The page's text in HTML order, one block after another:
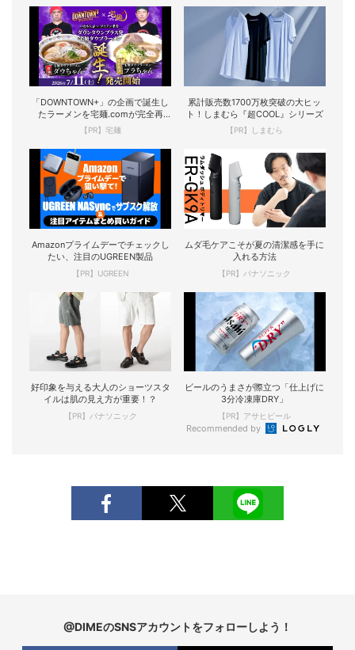
「DOWNTOWN+」の企画で誕生し
たラーメンを宅麺.comが完全再
現！
【PR】宅麺
累計販売数1700万枚突破の大ヒッ
ト！しまむら『超COOL』シリーズ
【PR】しまむら
Amazonプライムデーでチェックし
たい、注目のUGREEN製品
【PR】UGREEN
ムダ毛ケアこそが夏の清潔感を手に
入れる方法
【PR】パナソニック
好印象を与える大人のショーツスタ
イルは肌の見え方が重要！？
【PR】パナソニック
ビールのうまさが際立つ「仕上げに
3分冷凍庫DRY」
【PR】アサヒビール
Recommended by
@DIMEのSNSアカウントをフォローしよう！